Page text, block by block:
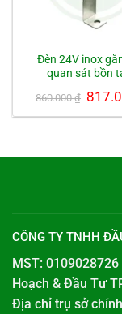
Đèn 24V inox
quan sát bồn
860.000₫ Giá
gốc
là:
CÔNG TY TNHH
MST:
Hoạch & Đầu Tư
Địa chỉ trụ sở